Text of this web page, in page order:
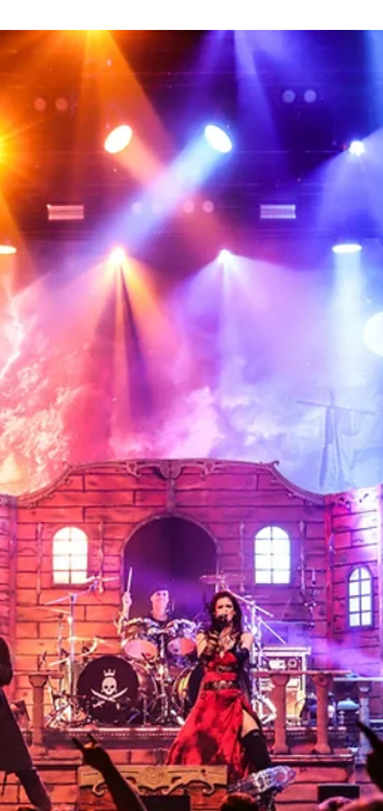
Keith Caputo Weinig stemmen in de rock
klinken zo herkenbaar, breekbaar én
krachtig als die van Keith Caputo. Als
frontpersoon van het legendarische Life of
Agony groeide Caputo uit tot een icoon
binnen de alternatieve rock en metal,
iemand die even makkelijk rauwe energie
losmaakt als verstilde emotie. In 2026 keert
Caputo voor het eerst in bijna tien jaar terug
met een solotour: Died Laughing, genoemd
naar het debuutalbum uit 1999 dat integraal
live wordt gespeeld, aangevul